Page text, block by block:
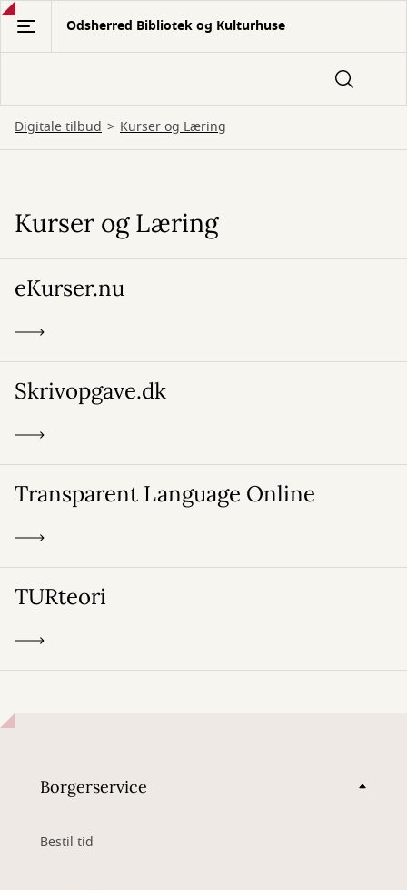
Gå
hovedindhold
Odsherred Bibliotek og Kulturhuse
Digitale tilbud Kurser og Læring
Kurser
og
Læring
Kurser og Læring
eKurser.nu
Skrivopgave.dk
Transparent Language Online
TURteori
Borgerservice
Bestil tid